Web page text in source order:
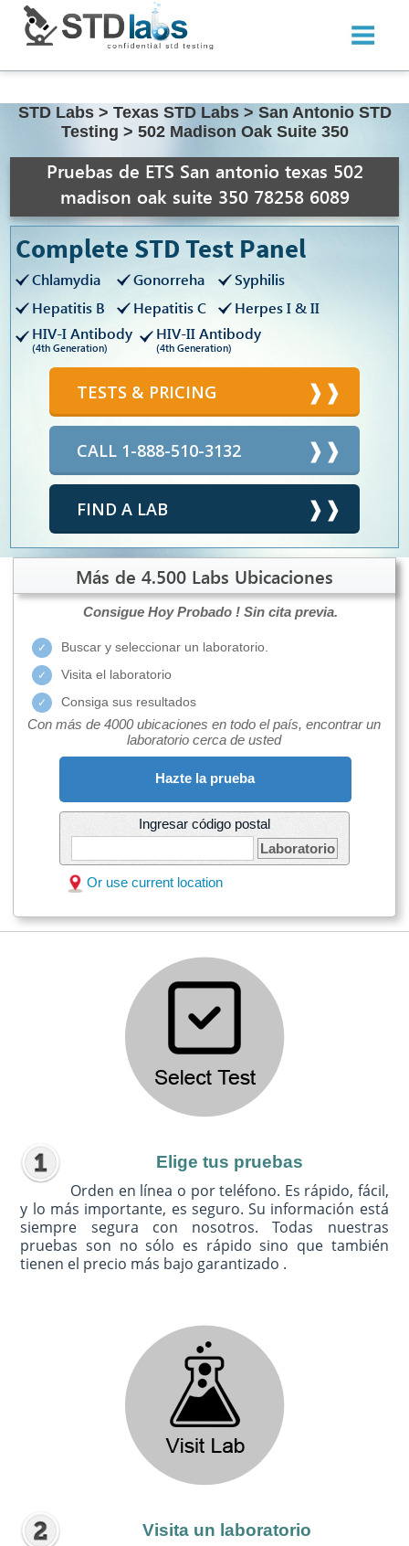
STD Labs > Texas STD Labs > San Antonio STD
Testing > 502 Madison Oak Suite 350
Pruebas de ETS San antonio texas 502
madison oak suite 350 78258 6089
Complete STD Test Panel
Chlamydia Gonorreha
Syphilis
Hepatitis B
Hepatitis C
Herpes I & II
HIV-I Antibody
(4th Generation)
HIV-II Antibody
(4th Generation)
TESTS & PRICING
CALL 1-888-510-3132
FIND A LAB
Más de 4.500 Labs Ubicaciones
Consigue Hoy Probado ! Sin cita previa.
Buscar y seleccionar un laboratorio.
Visita el laboratorio
Consiga sus resultados
Con más de 4000 ubicaciones en todo el país, encontrar un
laboratorio cerca de usted
Hazte la prueba
Ingresar código postal
Laboratorio
Or use current location
Elige tus pruebas
Orden en línea o por teléfono. Es rápido, fácil,
y lo más importante, es seguro. Su información está
siempre segura con nosotros. Todas nuestras
pruebas son no sólo es rápido sino que también
tienen el precio más bajo garantizado .
Visita un laboratorio